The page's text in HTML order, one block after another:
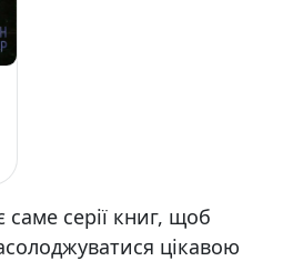
серії книг, щоб
цікавою